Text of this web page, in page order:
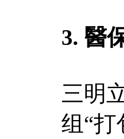
3. 醫
三明
组“打